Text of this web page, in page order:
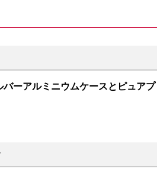
ーアルミニウムケースとピュアプ